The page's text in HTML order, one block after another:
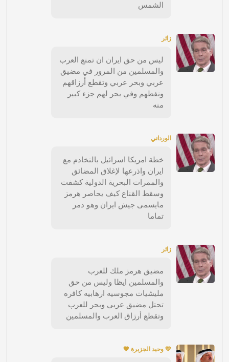
الشمس
زائر
ليس من حق ايران ان تمنع العرب
والمسلمين من المرور في مضيق
عربي وبحر عربي وتقطع أرزاقهم
ونفطهم وفي بحر لهم جزء كبير
منه
الورداني
خطة امريكا اسرائيل بالتخادم مع
ايران واذرعها لإغلاق المضائق
والممرات البحرية الدولية كشفت
وسقط القناع كيف يحاصر هرمز
مايسمى جيش ايران وهو دمر
تماما
زائر
مضيق هرمز ملك للعرب
والمسلمين ايظا وليس من حق
مليشيات مجوسيه ارهابيه كافره
تحتل مضيق عربي وبحر للعرب
وتقطع أرزاق العرب والمسلمين
💛 وحيد الجزيرة 🖤